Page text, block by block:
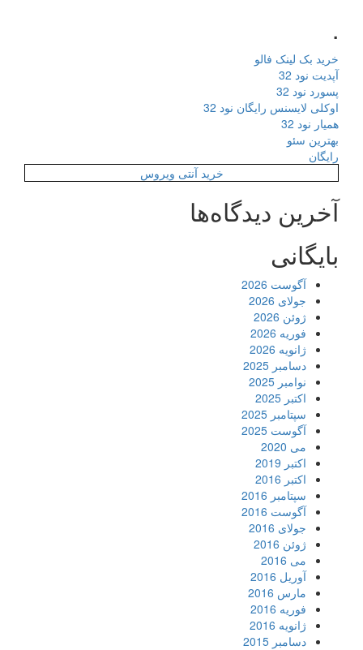
.
خرید بک لینک فالو
آپدیت نود 32
پسورد نود 32
اوکلی لایسنس رایگان نود 32
همیار نود 32
بهترین سئو
رایگان
خرید آنتی ویروس
آخرین دیدگاه‌ها
بایگانی
آگوست 2026
جولای 2026
ژوئن 2026
فوریه 2026
ژانویه 2026
دسامبر 2025
نوامبر 2025
اکتبر 2025
سپتامبر 2025
آگوست 2025
می 2020
اکتبر 2019
اکتبر 2016
سپتامبر 2016
آگوست 2016
جولای 2016
ژوئن 2016
می 2016
آوریل 2016
مارس 2016
فوریه 2016
ژانویه 2016
دسامبر 2015